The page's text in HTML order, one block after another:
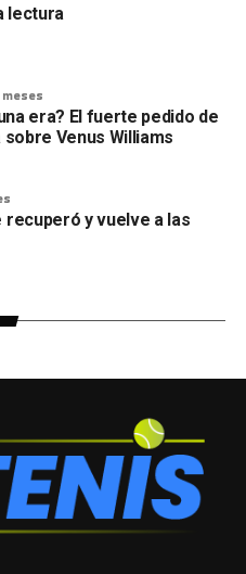
lectura
meses
era? El fuerte pedido de
Venus Williams
recuperó y vuelve a las